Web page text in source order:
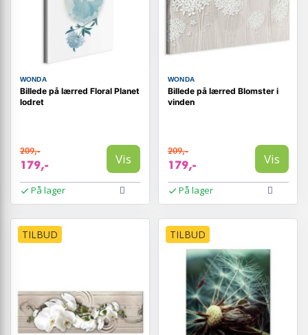
WONDA
Billede på lærred Floral Planet
lodret
209,-
179,- Vis
På lager
WONDA
Billede på lærred Blomster i
vinden
209,-
179,- Vis
På lager
TILBUD TILBUD